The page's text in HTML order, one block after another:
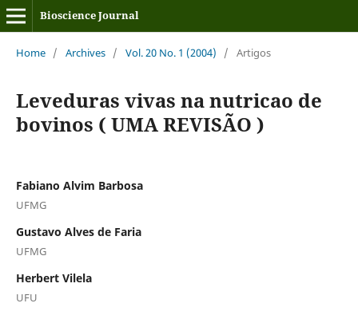
Bioscience Journal
Home / Archives / Vol. 20 No. 1 (2004) / Artigos
Leveduras vivas na nutricao de
bovinos ( UMA REVISÃO )
Fabiano Alvim Barbosa
UFMG
Gustavo Alves de Faria
UFMG
Herbert Vilela
UFU